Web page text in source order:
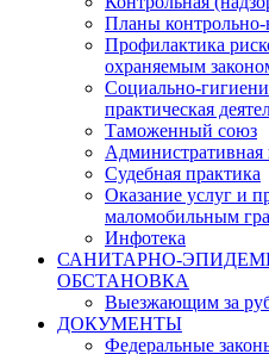
Планы
Профилактика
охраняемым
Социально-
практическая
Таможенный союз
Административная
Судебная практика
Оказание услуг и
маломобильным
Инфотека
САНИТАРНО-
ОБСТАНОВКА
Выезжающим за
ДОКУМЕНТЫ
Федеральные